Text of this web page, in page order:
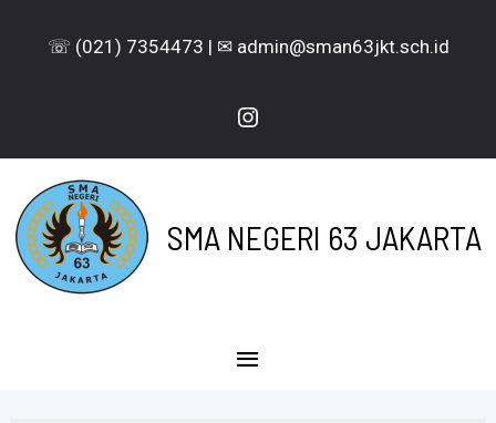
☏ (021) 7354473 | ✉ admin@sman63jkt.sch.id
Instagram
SMA NEGERI 63 JAKARTA
Menu